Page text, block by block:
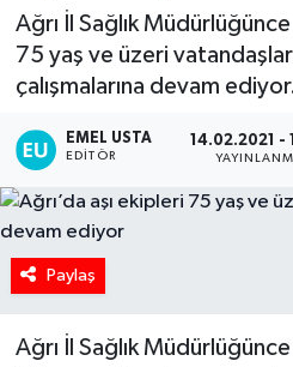
Ağrı İl Sağlık
75 yaş ve üzeri
çalışmalarına devam
EMEL USTA
EDITÖR
14.02.2021 -
Paylaş
Ağrı İl Sağlık